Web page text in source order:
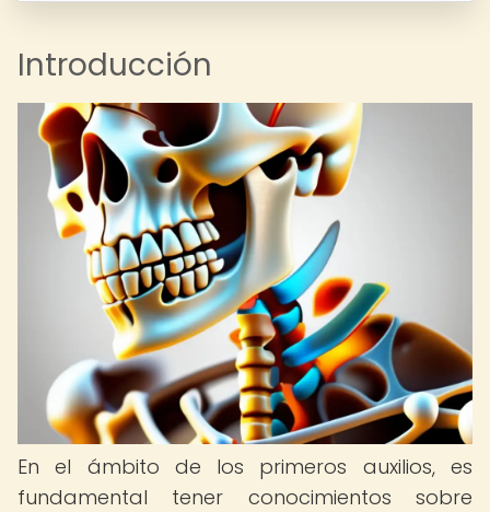
Introducción
En el ámbito de los primeros auxilios, es
fundamental tener conocimientos sobre